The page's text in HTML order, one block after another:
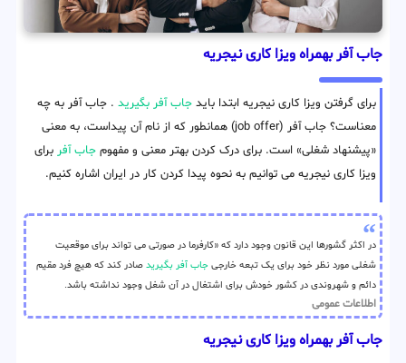
جاب آفر بهمراه ویزا کاری نیجریه
برای گرفتن ویزا کاری نیجریه ابتدا باید جاب آفر بگیرید . جاب آفر به چه
معناست؟ جاب آفر (job offer) همانطور که از نام آن پیداست، به معنی
«پیشنهاد شغلی» است. برای درک کردن بهتر معنی و مفهوم جاب آفر برای
ویزا کاری نیجریه می توانیم به نحوه پیدا کردن کار در ایران اشاره کنیم.
در اکثر گشورها این قانون وجود دارد که «کارفرما در صورتی می تواند برای موقعیت
شغلی مورد نظر خود برای یک تبعه خارجی جاب آفر بگیرید صادر کند که هیچ فرد مقیم
دائم و شهروندی در کشور خودش برای اشتغال در آن شغل وجود نداشته باشد.
اطلاعات عمومی
جاب آفر بهمراه ویزا کاری نیجریه